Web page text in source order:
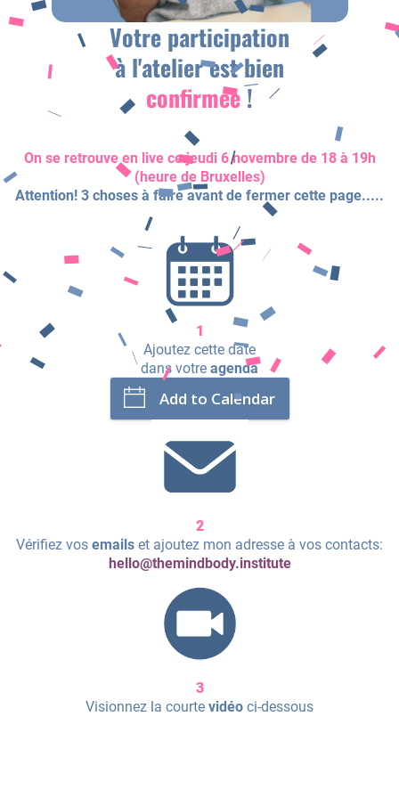
Votre participation
à l'atelier est bien
confirmée!
On se retrouve en live ce jeudi 6 novembre de 18 à 19h
(heure de Bruxelles)
Attention! 3 choses à faire avant de fermer cette page.....
1
Ajoutez cette date
dans votre agenda
Add to Calendar
2
Vérifiez vos emails et ajoutez mon adresse à vos contacts:
hello@themindbody.institute
3
Visionnez la courte vidéo ci-dessous